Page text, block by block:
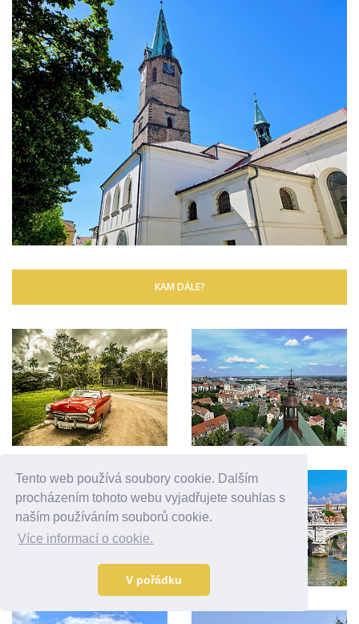
Tento web používá soubory cookie. Dalším
procházením tohoto webu vyjadřujete souhlas s
naším používáním souborů cookie.
Více informací o cookie.
V pořádku
KAM DÁLE?